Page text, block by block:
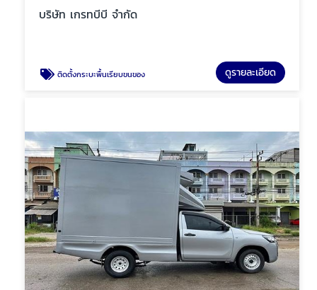
บริษัท เกรทบีบี จำกัด
ติดตั้งกระบะพื้นเรียบขนของ ดูรายละเอียด